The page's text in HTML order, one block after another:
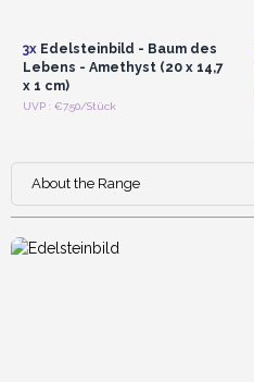
3xEdelsteinbild - Baum des
Lebens - Amethyst (20 x 14,7
x 1 cm)
UVP : €7.50/Stück